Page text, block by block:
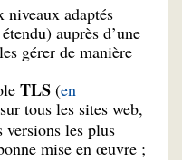
niveaux adaptés
auprès d’une
gérer de manière
TLS (en
tous les sites web,
les plus
mise en œuvre ;